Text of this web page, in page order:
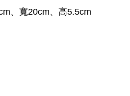
、寬20cm、高5.5cm